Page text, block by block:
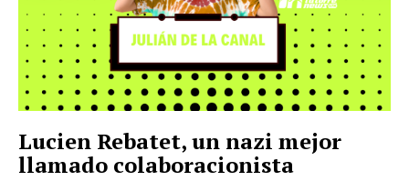
Lucien Rebatet, un nazi mejor
llamado colaboracionista